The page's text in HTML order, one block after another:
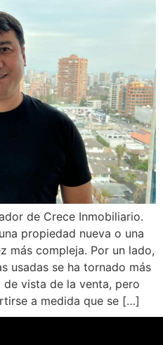
de Crece Inmobiliario.
propiedad nueva o una
más compleja. Por un lado,
usadas se ha tornado más
vista de la venta, pero
a medida que se […]